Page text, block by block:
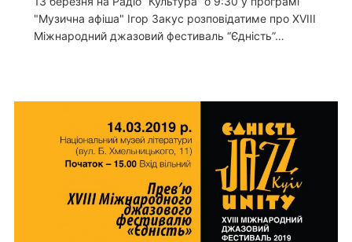
"Музична афіша" Ігор Закус розповідатиме про XVIII
Міжнародний джазовий фестиваль “Єдність”…